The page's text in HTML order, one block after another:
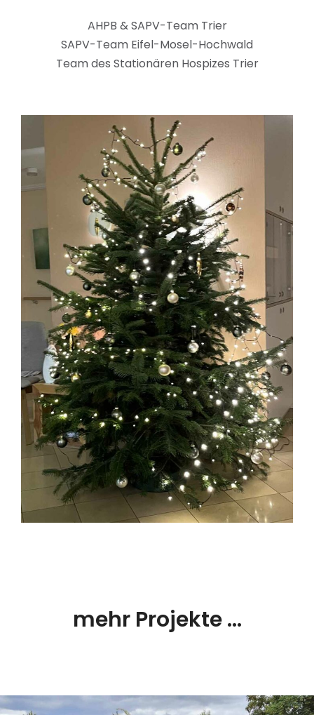
AHPB & SAPV-Team Trier
SAPV-Team Eifel-Mosel-Hochwald
Team des Stationären Hospizes Trier
mehr Projekte ...